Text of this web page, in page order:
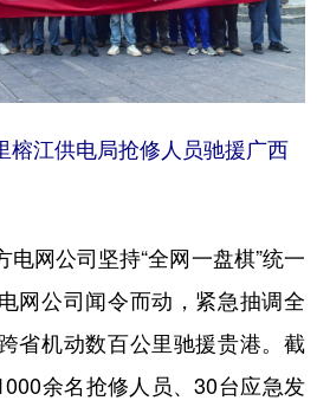
湖北 湖南
海南 重庆
云南 西藏
Français عربى
榕江供电局抢修人员驰援广西
网公司坚持“全网一盘棋”统一
网公司闻令而动，紧急抽调全
省机动数百公里驰援贵港。截
余名抢修人员、30台应急发